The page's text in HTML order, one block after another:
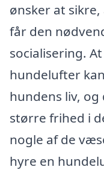
ønsker at
får den
socialisering.
hundelufter
hundens liv, og
større frihed i
nogle af de
hyre en